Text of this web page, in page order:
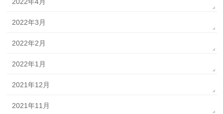
2022年3月
2022年2月
2022年1月
2021年12月
2021年11月